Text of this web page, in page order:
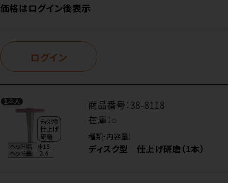
価格はログイン後表示
ログイン
商品番号：38-8118
在庫：○
種類・内容量：
ディスク型 仕上げ研磨（1本）